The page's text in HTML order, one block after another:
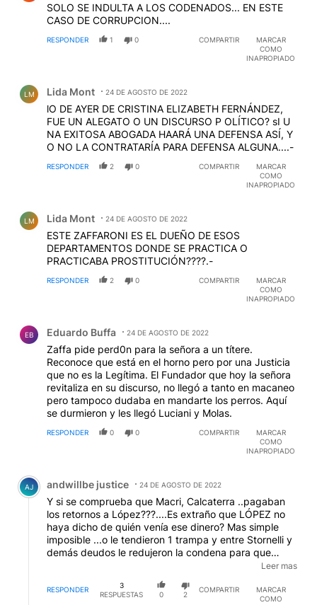
SOLO SE INDULTA A LOS CODENADOS... EN ESTE
CASO DE CORRUPCION....
RESPONDER 1 0 COMPARTIR
MARCAR
COMO
INAPROPIADO
LM Lida Mont 24 DE AGOSTO DE 2022
lO DE AYER DE CRISTINA ELIZABETH FERNÁNDEZ,
FUE UN ALEGATO O UN DISCURSO P OLÍTICO? sI U
NA EXITOSA ABOGADA HAARÁ UNA DEFENSA ASÍ, Y
O NO LA CONTRATARÍA PARA DEFENSA ALGUNA....-
RESPONDER 2 0 COMPARTIR
MARCAR
COMO
INAPROPIADO
LM Lida Mont 24 DE AGOSTO DE 2022
ESTE ZAFFARONI ES EL DUEÑO DE ESOS
DEPARTAMENTOS DONDE SE PRACTICA O
PRACTICABA PROSTITUCIÓN????.-
RESPONDER 2 0 COMPARTIR
MARCAR
COMO
INAPROPIADO
EB Eduardo Buffa 24 DE AGOSTO DE 2022
Zaffa pide perd0n para la señora a un títere.
Reconoce que está en el horno pero por una Justicia
que no es la Legítima. El Fundador que hoy la señora
revitaliza en su discurso, no llegó a tanto en macaneo
pero tampoco dudaba en mandarte los perros. Aquí
se durmieron y les llegó Luciani y Molas.
RESPONDER 0 0 COMPARTIR
MARCAR
COMO
INAPROPIADO
Comentario de andwillbe justice.
AJ andwillbe justice 24 DE AGOSTO DE 2022
Y si se comprueba que Macri, Calcaterra ..pagaban
los retornos a López???....Es extraño que LÓPEZ no
haya dicho de quién venía ese dinero? Mas simple
imposible ...o le tendieron 1 trampa y entre Stornelli y
demás deudos le redujeron la condena para que
calle??....Hablará López??? SERÍA muy buenoo que lo
hiciera. El tema que el indulto puede ser anulado por
otro presidente de tendencia contraria ...
Leer mas
RESPONDER
3
RESPUESTAS
0 2
COMPARTIR
MARCAR
COMO